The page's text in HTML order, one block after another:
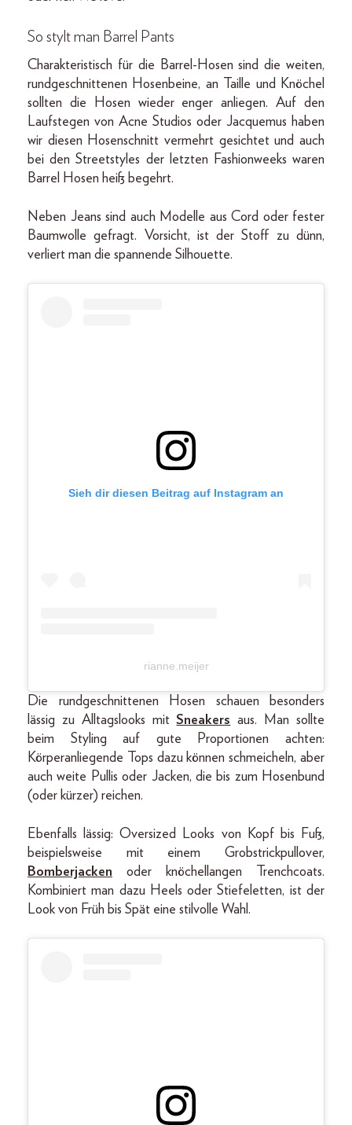
So stylt man Barrel Pants
Charakteristisch für die Barrel-Hosen sind die weiten,
rundgeschnittenen Hosenbeine, an Taille und Knöchel
sollten die Hosen wieder enger anliegen. Auf den
Laufstegen von Acne Studios oder Jacquemus haben
wir diesen Hosenschnitt vermehrt gesichtet und auch
bei den Streetstyles der letzten Fashionweeks waren
Barrel Hosen heiß begehrt.
Neben Jeans sind auch Modelle aus Cord oder fester
Baumwolle gefragt. Vorsicht, ist der Stoff zu dünn,
verliert man die spannende Silhouette.
Sieh dir diesen Beitrag auf Instagram an
rianne.meijer
Die rundgeschnittenen Hosen schauen besonders
lässig zu Alltagslooks mitSneakers aus. Man sollte
beim Styling auf gute Proportionen achten:
Körperanliegende Tops dazu können schmeicheln, aber
auch weite Pullis oder Jacken, die bis zum Hosenbund
(oder kürzer) reichen.
Ebenfalls lässig: Oversized Looks von Kopf bis Fuß,
beispielsweise mit einem Grobstrickpullover,
Bomberjacken oder knöchellangen Trenchcoats.
Kombiniert man dazu Heels oder Stiefeletten, ist der
Look von Früh bis Spät eine stilvolle Wahl.